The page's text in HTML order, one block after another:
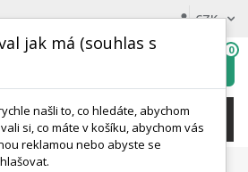
CZK
wishlist
0
A Výcvik
jak má (souhlas s
našli to, co hledáte, abychom
si, co máte v košíku, abychom vás
reklamou nebo abyste se